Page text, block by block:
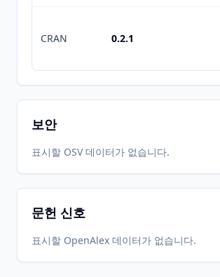
CRAN 0.2.1
보안
표시할 OSV 데이터가 없습니다.
문헌 신호
표시할 OpenAlex 데이터가 없습니다.